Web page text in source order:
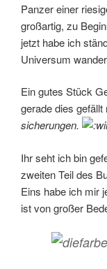
Panzer einer
großartig, zu
jetzt habe ich
Universum
Ein gutes Stück
gerade dies
sicherungen.
Ihr seht ich bin
zweiten Teil des
Eins habe ich mir
ist von großer